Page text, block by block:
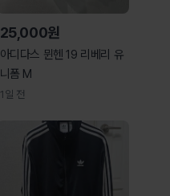
25,000원
아디다스 뮌헨 19 리베리 유
니폼 M
1일 전